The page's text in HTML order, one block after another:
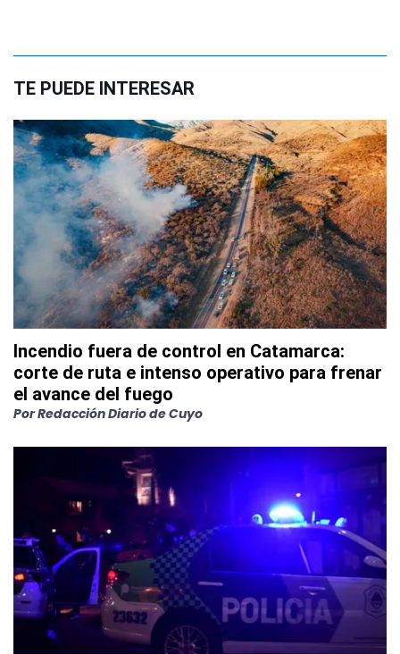
TE PUEDE INTERESAR
Incendio fuera de control en Catamarca:
corte de ruta e intenso operativo para frenar
el avance del fuego
PorRedacción Diario de Cuyo